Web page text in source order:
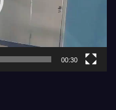
00:30